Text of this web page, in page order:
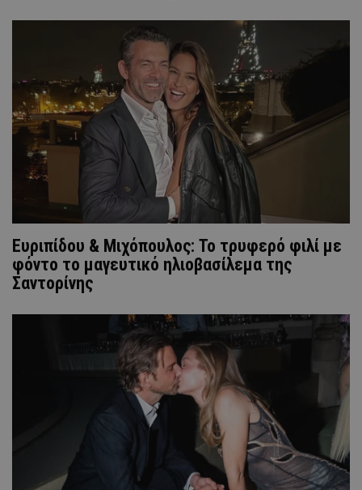
Ευριπίδου & Μιχόπουλος: Το τρυφερό φιλί με
φόντο το μαγευτικό ηλιοβασίλεμα της
Σαντορίνης